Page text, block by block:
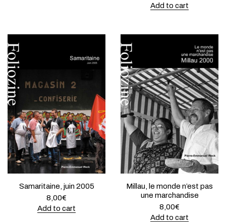
Add to cart
Samaritaine, juin 2005
8,00€
Add to cart
Millau, le monde n’est pas
une marchandise
8,00€
Add to cart